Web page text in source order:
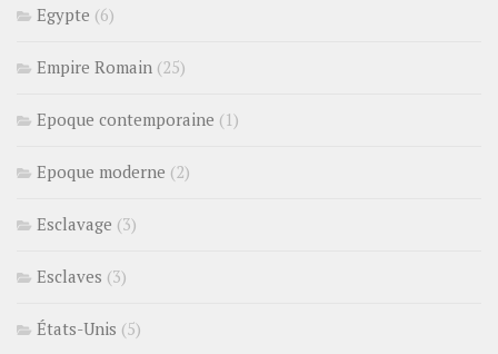
Egypte (6)
Empire Romain (25)
Epoque contemporaine (1)
Epoque moderne (2)
Esclavage (3)
Esclaves (3)
États-Unis (5)